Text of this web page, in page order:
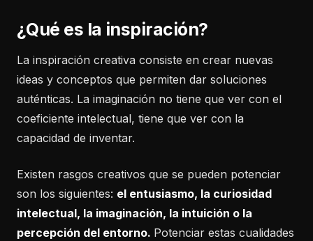
¿Qué es la inspiración?
La inspiración creativa consiste en crear nuevas
ideas y conceptos que permiten dar soluciones
auténticas. La imaginación no tiene que ver con el
coeficiente intelectual, tiene que ver con la
capacidad de inventar.
Existen rasgos creativos que se pueden potenciar
son los siguientes: el entusiasmo, la curiosidad
intelectual, la imaginación, la intuición o la
percepción del entorno. Potenciar estas cualidades